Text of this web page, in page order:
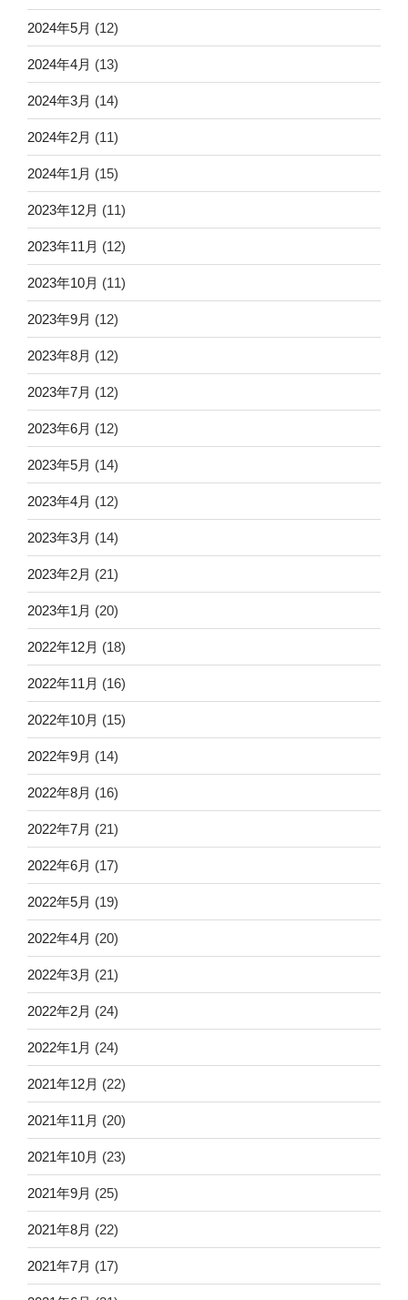
2024年5月 (12)
2024年4月 (13)
2024年3月 (14)
2024年2月 (11)
2024年1月 (15)
2023年12月 (11)
2023年11月 (12)
2023年10月 (11)
2023年9月 (12)
2023年8月 (12)
2023年7月 (12)
2023年6月 (12)
2023年5月 (14)
2023年4月 (12)
2023年3月 (14)
2023年2月 (21)
2023年1月 (20)
2022年12月 (18)
2022年11月 (16)
2022年10月 (15)
2022年9月 (14)
2022年8月 (16)
2022年7月 (21)
2022年6月 (17)
2022年5月 (19)
2022年4月 (20)
2022年3月 (21)
2022年2月 (24)
2022年1月 (24)
2021年12月 (22)
2021年11月 (20)
2021年10月 (23)
2021年9月 (25)
2021年8月 (22)
2021年7月 (17)